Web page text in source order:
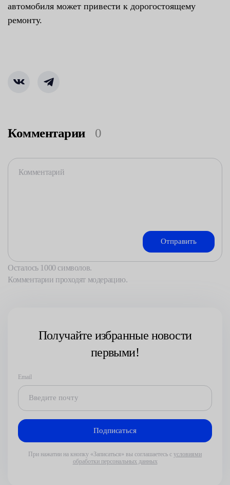
автомобиля может привести к дорогостоящему
ремонту.
Комментарии 0
Осталось 1000 символов.
Комментарии проходят модерацию.
Получайте избранные новости
первыми!
Email
При нажатии на кнопку «Записаться» вы соглашаетесь с условиями
обработки персональных данных